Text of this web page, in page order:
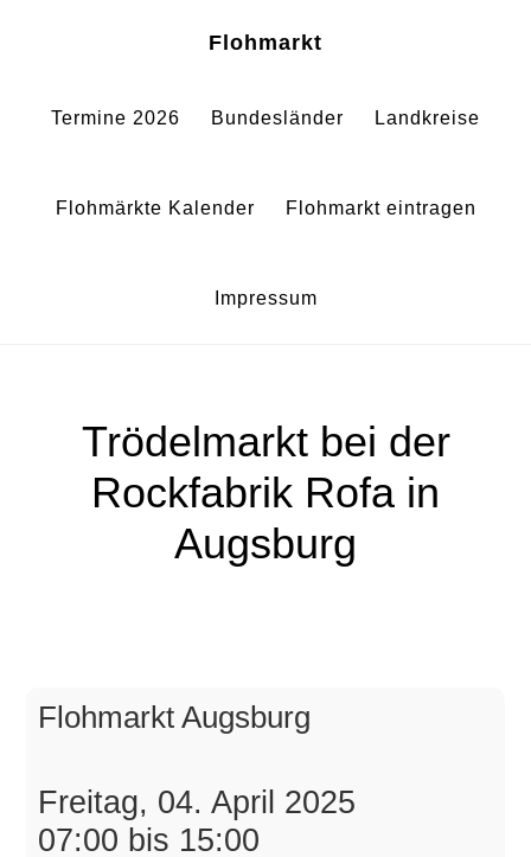
springen
springen
Flohmarkt
Termine 2026 Bundesländer Landkreise
Flohmärkte Kalender Flohmarkt eintragen
Impressum
Trödelmarkt bei der
Rockfabrik Rofa in
Augsburg
Flohmarkt Augsburg
Freitag, 04. April 2025
07:00 bis 15:00